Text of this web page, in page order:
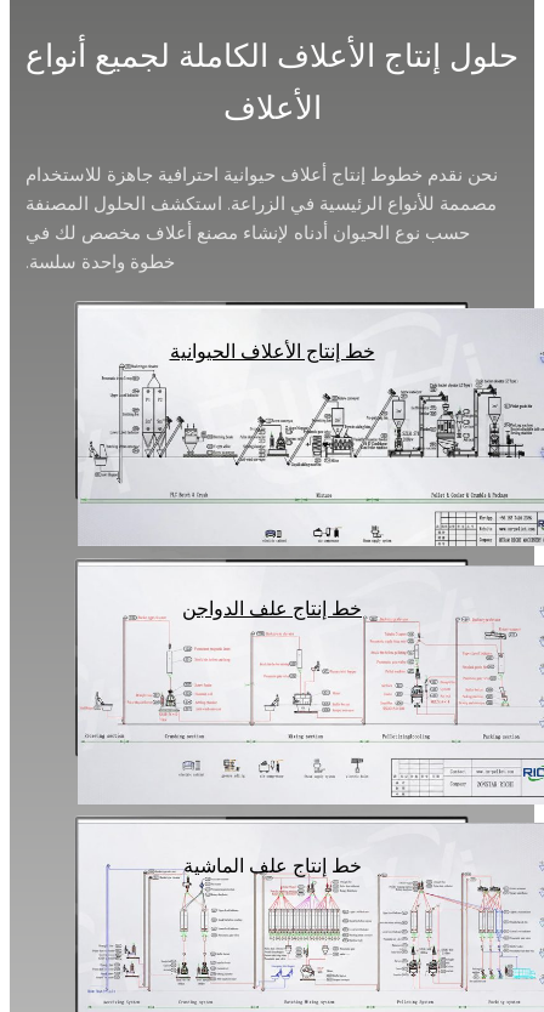
إنتاج الأعلاف الكاملة لجميع أنواع
الأعلاف
نقدم خطوط إنتاج أعلاف حيوانية احترافية جاهزة للاستخدام
للأنواع الرئيسية في الزراعة. استكشف الحلول المصنفة
حسب نوع الحيوان أدناه لإنشاء مصنع أعلاف مخصص لك في
خطوة واحدة سلسة.
خط إنتاج الأعلاف الحيوانية
خط إنتاج علف الدواجن
خط إنتاج علف الماشية